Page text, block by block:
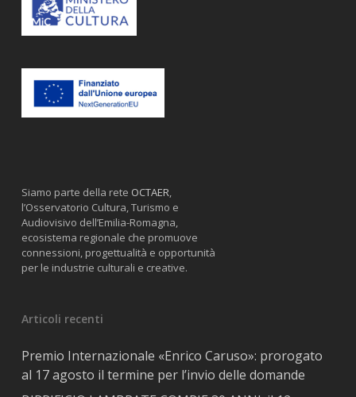
Siamo parte della rete OCTAER,
l’Osservatorio Cultura, Turismo e
Audiovisivo dell’Emilia-Romagna,
ecosistema regionale che promuove
connessioni, progettualità e opportunità
per le industrie culturali e creative.
Articoli recenti
Premio Internazionale «Enrico Caruso»: prorogato
al 17 agosto il termine per l’invio delle domande